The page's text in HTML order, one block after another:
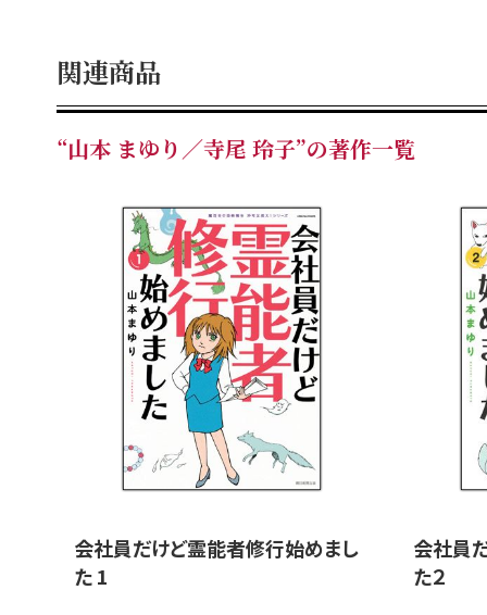
関連商品
“山本 まゆり／寺尾 玲子”の著作一覧
会社員だけど霊能者修行始めまし
た 1
会社員
た２